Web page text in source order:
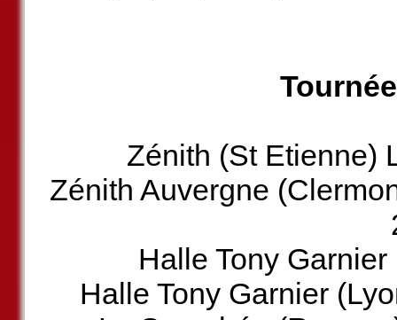
Zénith (St Etienne)
Zénith Auvergne
Halle Tony
Halle Tony Garnier